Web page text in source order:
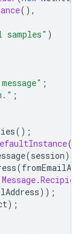
(),
samples" )
;
;
();
(
(session);
(
Message.
));
);